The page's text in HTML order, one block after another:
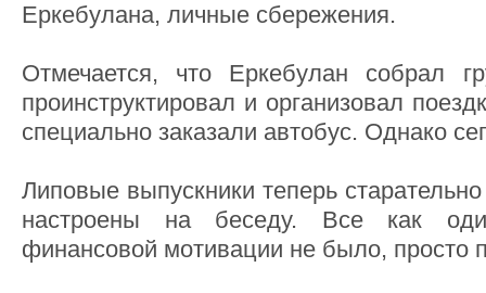
Еркебулана, личные сбережения.
Отмечается, что Еркебулан собрал
проинструктировал и организовал
специально заказали автобус. Однако
Липовые выпускники теперь
настроены на беседу. Все как
финансовой мотивации не было, просто